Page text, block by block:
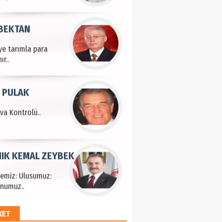
tarımla para
Kontrolü..
PULAK
Ulusumuz:
KEMAL ZEYBEK
HAYRİ PEKER